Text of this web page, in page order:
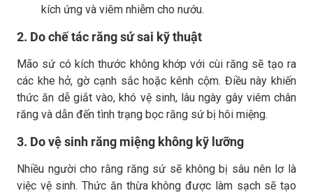
kích ứng và viêm nhiễm cho nướu.
2. Do chế tác răng sứ sai kỹ thuật
Mão sứ có kích thước không khớp với cùi răng sẽ tạo ra
các khe hở, gờ cạnh sắc hoặc kênh cộm. Điều này khiến
thức ăn dễ giắt vào, khó vệ sinh, lâu ngày gây viêm chân
răng và dẫn đến tình trạng bọc răng sứ bị hôi miệng.
3. Do vệ sinh răng miệng không kỹ lưỡng
Nhiều người cho rằng răng sứ sẽ không bị sâu nên lơ là
việc vệ sinh. Thức ăn thừa không được làm sạch sẽ tạo